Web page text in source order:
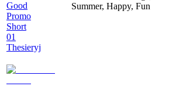
Good
Promo
Short
01
Thesieryj
Summer, Happy, Fun